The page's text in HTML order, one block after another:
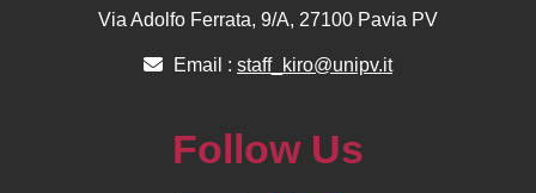
Via Adolfo Ferrata, 9/A, 27100 Pavia PV
Email : staff_kiro@unipv.it
Follow Us